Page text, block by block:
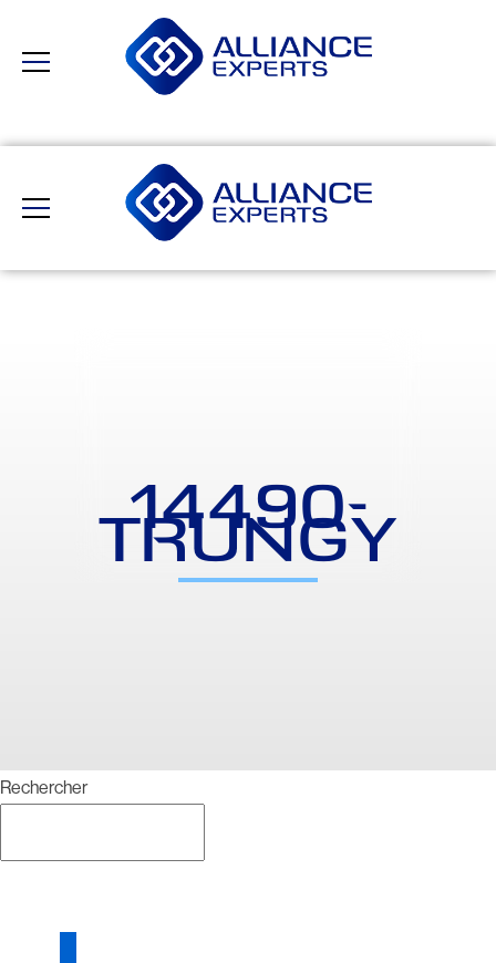
14490-
TRUNGY
Rechercher